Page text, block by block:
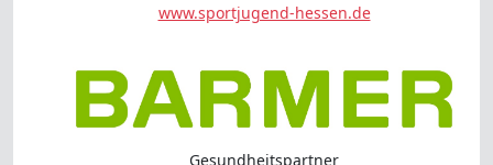
www.sportjugend-hessen.de
Gesundheitspartner